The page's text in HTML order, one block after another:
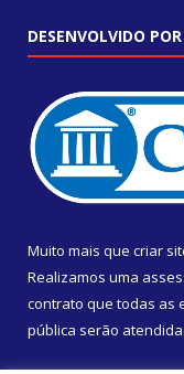
DESENVOLVIDO
Muito mais que criar
Realizamos uma
contrato que todas as
pública serão